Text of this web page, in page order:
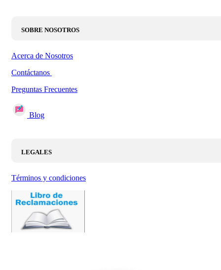
SOBRE NOSOTROS
Acerca de Nosotros
Contáctanos
Preguntas Frecuentes
Blog
LEGALES
Términos y condiciones